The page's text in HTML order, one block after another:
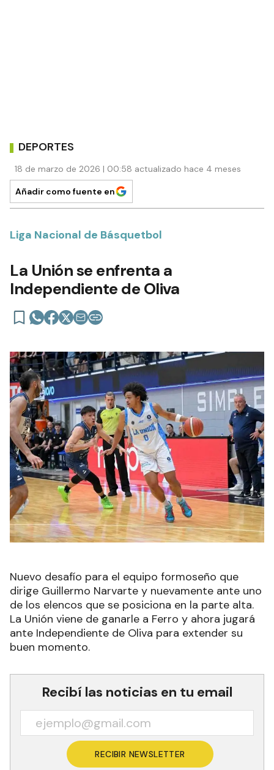
DEPORTES
18 de marzo de 2026 | 00:58 actualizado hace 4 meses
Añadir como fuente en
Liga Nacional de Básquetbol
La Unión se enfrenta a
Independiente de Oliva
Nuevo desafío para el equipo formoseño que
dirige Guillermo Narvarte y nuevamente ante uno
de los elencos que se posiciona en la parte alta.
La Unión viene de ganarle a Ferro y ahora jugará
ante Independiente de Oliva para extender su
buen momento.
Recibí las noticias en tu email
RECIBIR NEWSLETTER